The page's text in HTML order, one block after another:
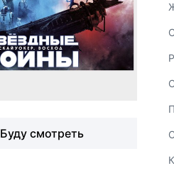
Буду смотреть